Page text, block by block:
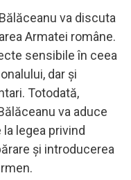
va discuta
Armatei române.
sensibile în ceea
dar și
Totodată,
va aduce
legea privind
și introducerea